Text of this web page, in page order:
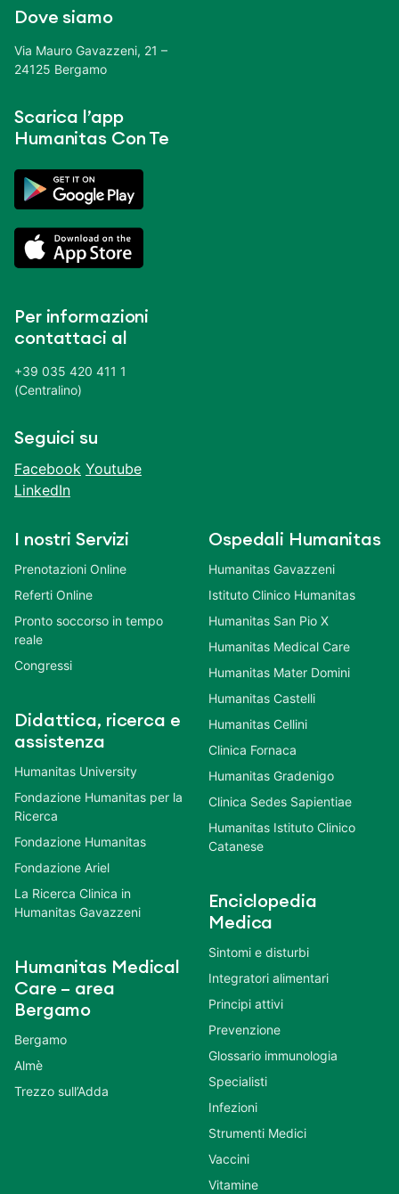
Dove siamo
Via Mauro Gavazzeni, 21 –
24125 Bergamo
Scarica l’app
Humanitas Con Te
Per informazioni
contattaci al
+39 035 420 411 1
(Centralino)
Seguici su
Facebook Youtube
LinkedIn
I nostri Servizi
Prenotazioni Online
Referti Online
Pronto soccorso in tempo
reale
Congressi
Didattica, ricerca e
assistenza
Humanitas University
Fondazione Humanitas per la
Ricerca
Fondazione Humanitas
Fondazione Ariel
La Ricerca Clinica in
Humanitas Gavazzeni
Humanitas Medical
Care – area
Bergamo
Bergamo
Almè
Trezzo sull’Adda
Ospedali Humanitas
Humanitas Gavazzeni
Istituto Clinico Humanitas
Humanitas San Pio X
Humanitas Medical Care
Humanitas Mater Domini
Humanitas Castelli
Humanitas Cellini
Clinica Fornaca
Humanitas Gradenigo
Clinica Sedes Sapientiae
Humanitas Istituto Clinico
Catanese
Enciclopedia
Medica
Sintomi e disturbi
Integratori alimentari
Principi attivi
Prevenzione
Glossario immunologia
Specialisti
Infezioni
Strumenti Medici
Vaccini
Vitamine